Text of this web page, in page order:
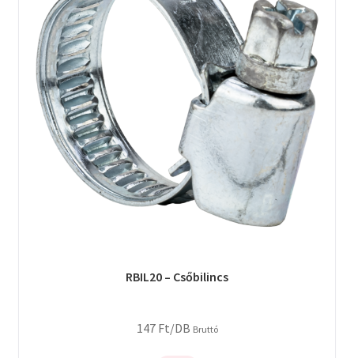
RBIL20 – Csőbilincs
147 Ft/DB Bruttó